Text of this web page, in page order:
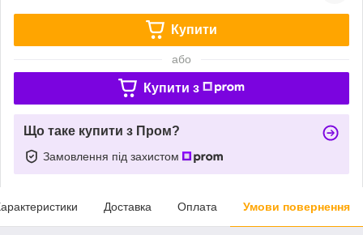
Купити
або
Купити з
Що таке купити з Пром?
Замовлення під захистом
Доставка Оплата Умови повернення